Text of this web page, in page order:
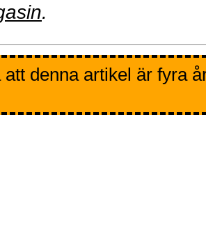
.
denna artikel är fyra